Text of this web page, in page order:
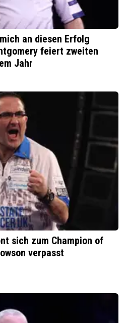
an diesen Erfolg
feiert zweiten
Jahr
sich zum Champion of
verpasst